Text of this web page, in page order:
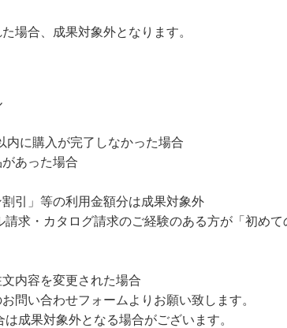
場合、成果対象外となります。
に購入が完了しなかった場合
あった場合
引」等の利用金額分は成果対象外
求・カタログ請求のご経験のある方が「初め
内容を変更された場合
問い合わせフォームよりお願い致します。
成果対象外となる場合がございます。